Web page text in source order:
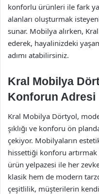
konforlu ürünleri ile fark
alanları oluşturmak
sunar. Mobilya alırken,
ederek, hayalinizdeki
adımı atabilirsiniz.
Kral Mobilya
Konforun Adresi
Kral Mobilya Dörtyol,
şıklığı ve konforu ön
çekiyor. Mobilyaların
hissettiği konforu
ürün yelpazesi ile her
klasik hem de modern
çeşitlilik, müşterilerin kendi